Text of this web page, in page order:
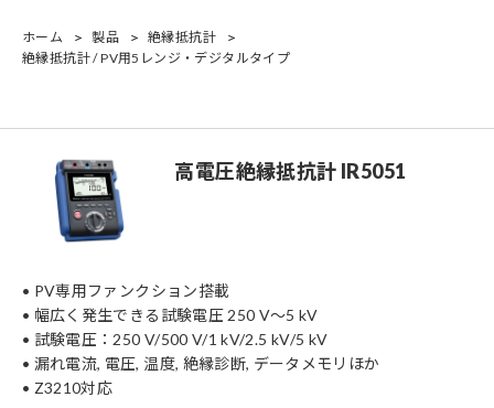
ホーム 製品
絶縁抵抗計
絶縁抵抗計 / PV用5レンジ・デジタルタイプ
高電圧絶縁抵抗計 IR5051
• PV専用ファンクション搭載
• 幅広く発生できる試験電圧 250 V〜5 kV
• 試験電圧：250 V/500 V/1 kV/2.5 kV/5 kV
• 漏れ電流, 電圧, 温度, 絶縁診断, データメモリほか
• Z3210対応